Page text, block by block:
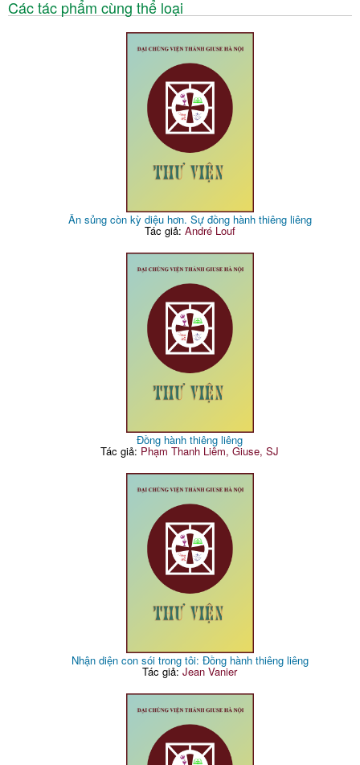
Các tác phẩm cùng thể loại
Ân sủng còn kỳ diệu hơn. Sự đồng hành thiêng liêng
Tác giả: André Louf
Đồng hành thiêng liêng
Tác giả: Phạm Thanh Liêm, Giuse, SJ
Nhận diện con sói trong tôi: Đồng hành thiêng liêng
Tác giả:Jean Vanier